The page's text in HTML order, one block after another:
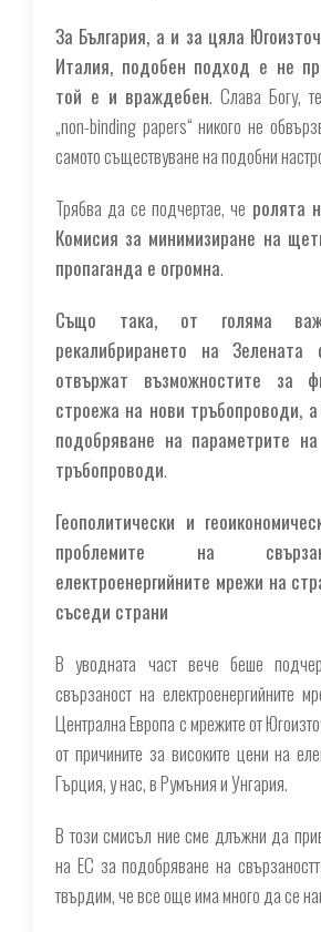
За България, а и за цяла
Италия, подобен подход е не
той е и враждебен. Слава Богу,
„non-binding papers“ никого не
самото съществуване на подобни
Трябва да се подчертае, че ролята
Комисия за минимизиране на
пропаганда е огромна.
Също така, от голяма
рекалибрирането на
отвържат възможностите за
строежа на нови тръбопроводи,
подобряване на параметрите
тръбопроводи.
Геополитически и
проблемите на
електроенергийните мрежи на
съседи страни
В уводната част вече беше
свързаност на електроенергийните
Централна Европа с мрежите от
от причините за високите цени на
Гърция, у нас, в Румъния и Унгария.
В този смисъл ние сме длъжни да
на ЕС за подобряване на
твърдим, че все още има много да се